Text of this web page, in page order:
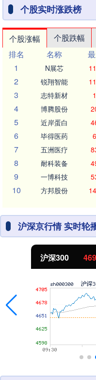
个股实时涨跌榜
个股涨幅 个股跌幅
排名
名称
1
N展芯
2 锐翔智能
3 志特新材
4 博腾股份
5 近岸蛋白
6 毕得医药
7 五洲医疗
8 耐科装备
9 一博科技
10 方邦股份
沪深京行情 实时轮
沪深300